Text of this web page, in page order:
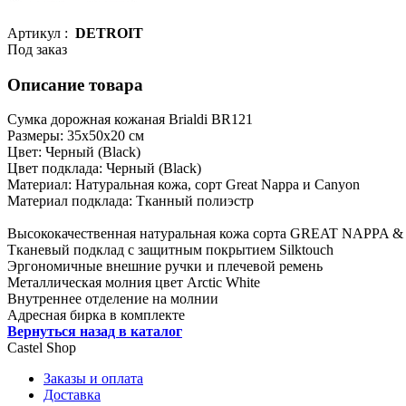
Артикул : DETROIT
Под заказ
Описание товара
Сумка дорожная кожаная Brialdi BR121
Размеры: 35х50х20 см
Цвет: Черный (Black)
Цвет подклада: Черный (Black)
Материал: Натуральная кожа, сорт Great Nappa и Canyon
Материал подклада: Тканный полиэстр
Высококачественная натуральная кожа сорта GREAT NAPPA
Тканевый подклад с защитным покрытием Silktouch
Эргономичные внешние ручки и плечевой ремень
Металлическая молния цвет Arctic White
Внутреннее отделение на молнии
Адресная бирка в комплекте
Вернуться назад в каталог
Castel Shop
Заказы и оплата
Доставка